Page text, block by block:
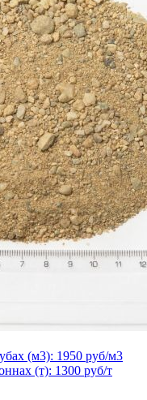
(м3): 1950 руб/м3
(т): 1300 руб/т